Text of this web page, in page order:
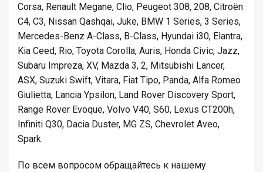
Corsa, Renault Megane, Clio, Peugeot 308, 208, Citroën
C4, C3, Nissan Qashqai, Juke, BMW 1 Series, 3 Series,
Mercedes-Benz A-Class, B-Class, Hyundai i30, Elantra,
Kia Ceed, Rio, Toyota Corolla, Auris, Honda Civic, Jazz,
Subaru Impreza, XV, Mazda 3, 2, Mitsubishi Lancer,
ASX, Suzuki Swift, Vitara, Fiat Tipo, Panda, Alfa Romeo
Giulietta, Lancia Ypsilon, Land Rover Discovery Sport,
Range Rover Evoque, Volvo V40, S60, Lexus CT200h,
Infiniti Q30, Dacia Duster, MG ZS, Chevrolet Aveo,
Spark.
По всем вопросом обращайтесь к нашему